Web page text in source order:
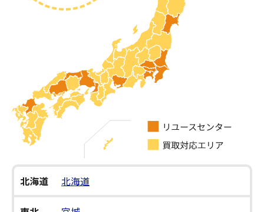
北海道 北海道